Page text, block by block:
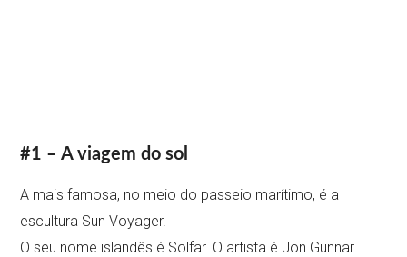
#1 – A viagem do sol
A mais famosa, no meio do passeio marítimo, é a
escultura Sun Voyager.
O seu nome islandês é Solfar. O artista é Jon Gunnar